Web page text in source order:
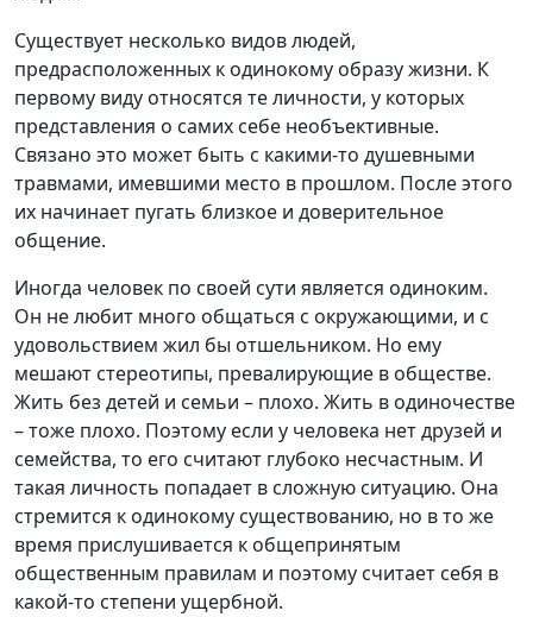
Существует несколько видов людей,
предрасположенных к одинокому образу жизни. К
первому виду относятся те личности, у которых
представления о самих себе необъективные.
Связано это может быть с какими-то душевными
травмами, имевшими место в прошлом. После этого
их начинает пугать близкое и доверительное
общение.
Иногда человек по своей сути является одиноким.
Он не любит много общаться с окружающими, и с
удовольствием жил бы отшельником. Но ему
мешают стереотипы, превалирующие в обществе.
Жить без детей и семьи – плохо. Жить в одиночестве
– тоже плохо. Поэтому если у человека нет друзей и
семейства, то его считают глубоко несчастным. И
такая личность попадает в сложную ситуацию. Она
стремится к одинокому существованию, но в то же
время прислушивается к общепринятым
общественным правилам и поэтому считает себя в
какой-то степени ущербной.